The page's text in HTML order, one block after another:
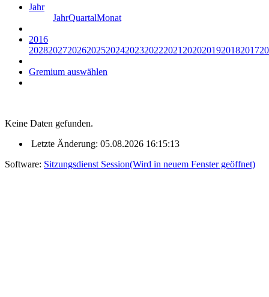
Jahr
JahrQuartalMonat
2016
20282027202620252024202320222021 2020201920182017
Gremium auswählen
Keine Daten gefunden.
Letzte Änderung: 05.08.2026 16:15:13
Software: Sitzungsdienst Session(Wird in neuem Fenster geöffnet)